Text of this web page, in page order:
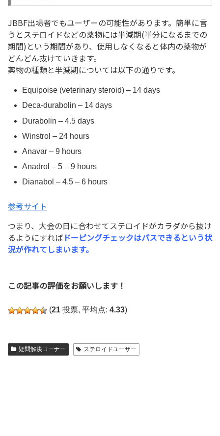
JBBF出場者でもユーザーの可能性があります。簡単に言
うとステロイドなどの薬物には半減期(半分になるまでの
期間)という期間があり、使用しなくなると体内の薬物が
どんどん抜けていきます。
薬物の種類と半減期については以下の通りです。
Equipoise (veterinary steroid) – 14 days
Deca-durabolin – 14 days
Durabolin – 4.5 days
Winstrol – 24 hours
Anavar – 9 hours
Anadrol – 5 – 9 hours
Dianabol – 4.5 – 6 hours
参考サイト
つまり、大会の日に合わせてステロイドがカラダから抜け
るようにすればドーピングチェックはパスできるという状
況が作れてしまいます。
この記事の評価をお願いします！
(21 投票, 平均点: 4.33)
疑問解決コーナー ステロイドユーザー